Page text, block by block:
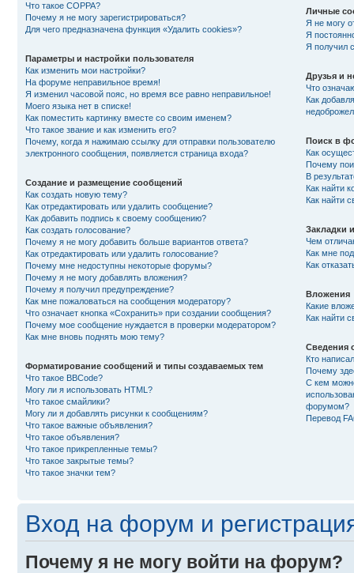
Что такое COPPA?
Почему я не могу зарегистрироваться?
Для чего предназначена функция «Удалить cookies»?
Параметры и настройки пользователя
Как изменить мои настройки?
На форуме неправильное время!
Я изменил часовой пояс, но время все равно неправильное!
Моего языка нет в списке!
Как поместить картинку вместе со своим именем?
Что такое звание и как изменить его?
Почему, когда я нажимаю ссылку для отправки пользователю
электронного сообщения, появляется страница входа?
Создание и размещение сообщений
Как создать новую тему?
Как отредактировать или удалить сообщение?
Как добавить подпись к своему сообщению?
Как создать голосование?
Почему я не могу добавить больше вариантов ответа?
Как отредактировать или удалить голосование?
Почему мне недоступны некоторые форумы?
Почему я не могу добавлять вложения?
Почему я получил предупреждение?
Как мне пожаловаться на сообщения модератору?
Что означает кнопка «Сохранить» при создании сообщения?
Почему мое сообщение нуждается в проверки модератором?
Как мне вновь поднять мою тему?
Форматирование сообщений и типы создаваемых тем
Что такое BBCode?
Могу ли я использовать HTML?
Что такое смайлики?
Могу ли я добавлять рисунки к сообщениям?
Что такое важные объявления?
Что такое объявления?
Что такое прикрепленные темы?
Что такое закрытые темы?
Что такое значки тем?
Личные
Я не могу
Я
Я получил
Друзья и
Что
Как
Поиск в
Как
Почему
В
Как найти
Как найти
Закладки
Чем
Как мне
Как
Вложения
Какие
Как найти
Сведения
Кто
Почему
С кем
форумом?
Перевод
Вход на форум и
Почему я не могу войти на форум?